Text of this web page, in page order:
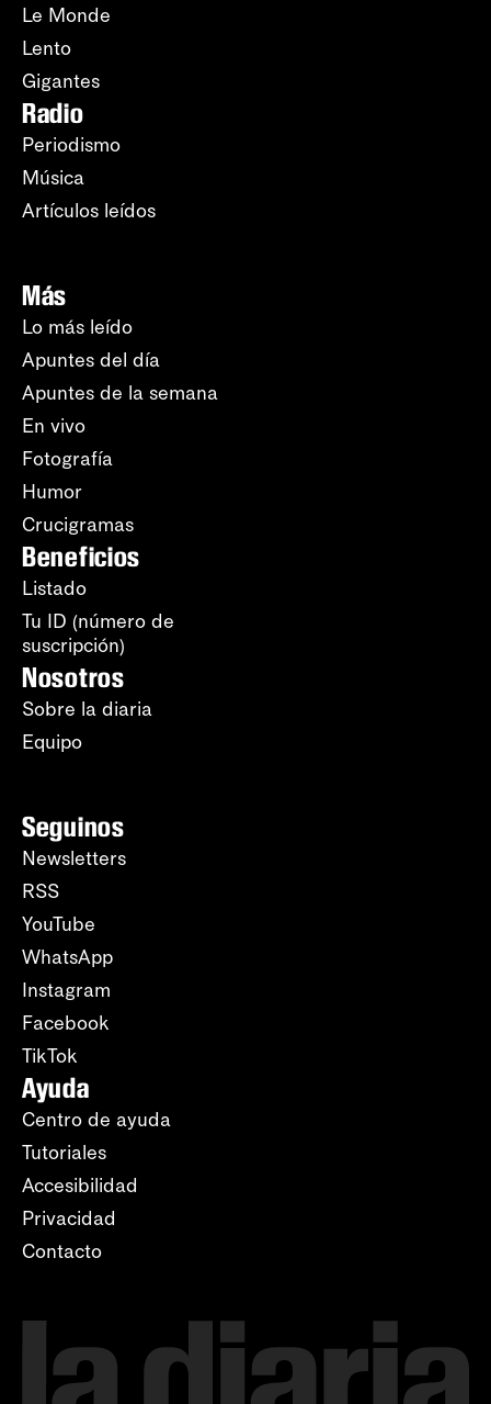
Le Monde
Lento
Gigantes
Radio
Periodismo
Música
Artículos leídos
Más
Lo más leído
Apuntes del día
Apuntes de la semana
En vivo
Fotografía
Humor
Crucigramas
Beneficios
Listado
Tu ID (número de
suscripción)
Nosotros
Sobre la diaria
Equipo
Seguinos
Newsletters
RSS
YouTube
WhatsApp
Instagram
Facebook
TikTok
Ayuda
Centro de ayuda
Tutoriales
Accesibilidad
Privacidad
Contacto